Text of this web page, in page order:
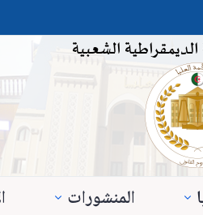
الشعبية
المنشورات